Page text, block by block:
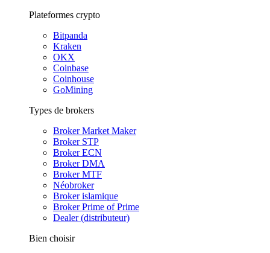
Plateformes crypto
Bitpanda
Kraken
OKX
Coinbase
Coinhouse
GoMining
Types de brokers
Broker Market Maker
Broker STP
Broker ECN
Broker DMA
Broker MTF
Néobroker
Broker islamique
Broker Prime of Prime
Dealer (distributeur)
Bien choisir